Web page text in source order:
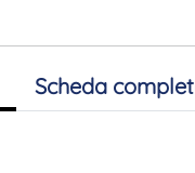
Scheda